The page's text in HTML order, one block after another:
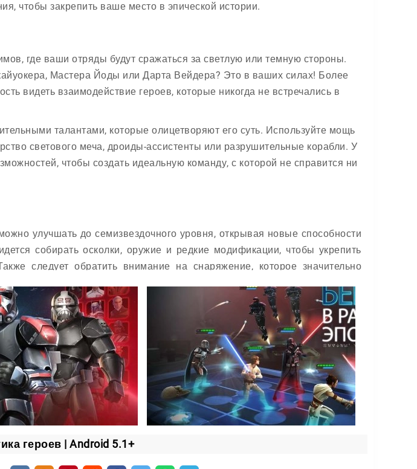
чтобы закрепить ваше место в эпической истории.
где ваши отряды будут сражаться за светлую или темную стороны.
Мастера Йоды или Дарта Вейдера? Это в ваших силах! Более
видеть взаимодействие героев, которые никогда не встречались в
талантами, которые олицетворяют его суть. Используйте мощь
светового меча, дроиды-ассистенты или разрушительные корабли. У
чтобы создать идеальную команду, с которой не справится ни
улучшать до семизвездочного уровня, открывая новые способности
собирать осколки, оружие и редкие модификации, чтобы укрепить
следует обратить внимание на снаряжение, которое значительно
не только сильнее, но и незаменимыми в бою.
команду и написать собственную легенду в далёкой, далёкой
вас. Настало время действовать. Ради Республики или Империи... Да
героев | Android 5.1+